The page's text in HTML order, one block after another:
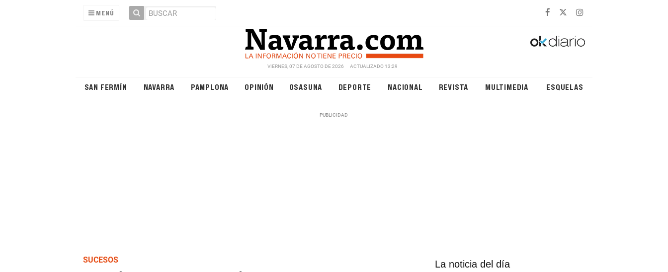
MENÚ
VIERNES, 07 DE AGOSTO DE 2026 ACTUALIZADO 13:29
SAN FERMÍN NAVARRA PAMPLONA OPINIÓN OSASUNA DEPORTE NACIONAL REVISTA MULTIMEDIA ESQUELAS
SUCESOS La noticia del día